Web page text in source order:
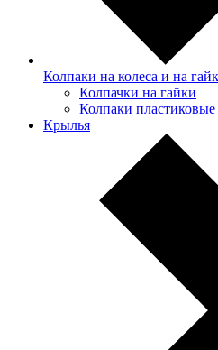
Колпаки на колеса и на
Колпачки на гайки
Колпаки пластиковые
Крылья